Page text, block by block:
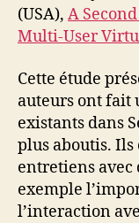
(USA), A
Multi-User
Cette étude
auteurs ont fait
existants dans
plus aboutis. Ils
entretiens
exemple
l’interaction